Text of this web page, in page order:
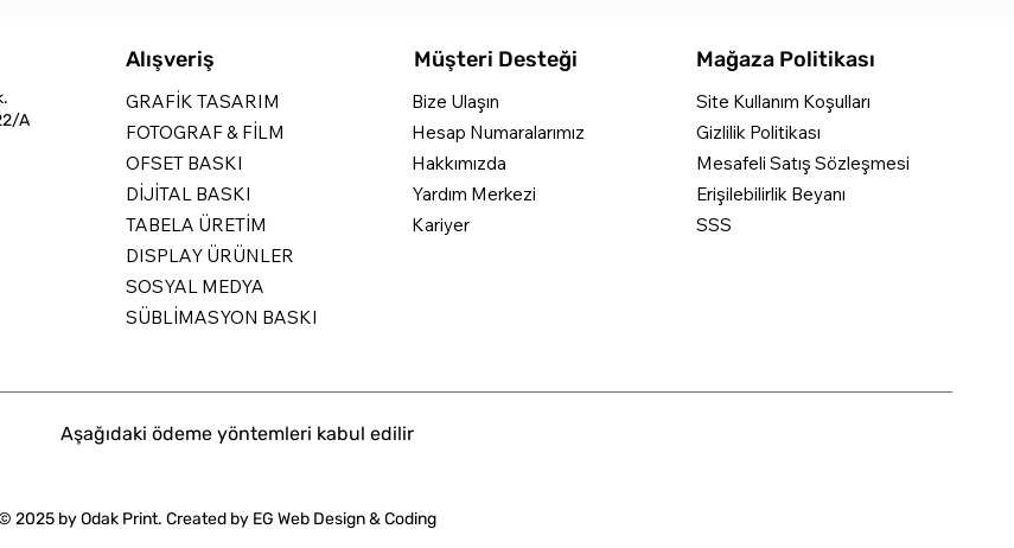
Mağaza Politikası
Site Kullanım Koşulları
Gizlilik Politikası
Mesafeli Satış Sözleşmesi
Erişilebilirlik Beyanı
SSS
Bize Ulaşın
Hesap Numaralarımız
Hakkımızda
Yardım Merkezi
Kariyer
Müşteri Desteği
Alışveriş
GRAFİK TASARIM
FOTOGRAF & FİLM
OFSET BASKI
DİJİTAL BASKI
TABELA ÜRETİM
DISPLAY ÜRÜNLER
SOSYAL MEDYA
SÜBLİMASYON BASKI
A
2025 by Odak Print. Created by EG Web Design & Coding
Aşağıdaki ödeme yöntemleri kabul edilir